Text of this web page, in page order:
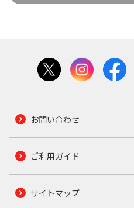
お問い合わせ
ご利用ガイド
サイトマップ